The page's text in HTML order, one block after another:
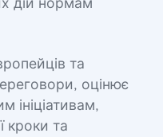
дій нормам
та
оцінює
ініціативам,
кроки та